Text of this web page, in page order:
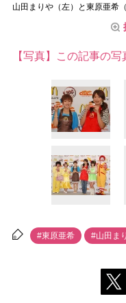
山田まりや（左）と東原亜希
【写真】この記事の写
#東原亜希 #山田